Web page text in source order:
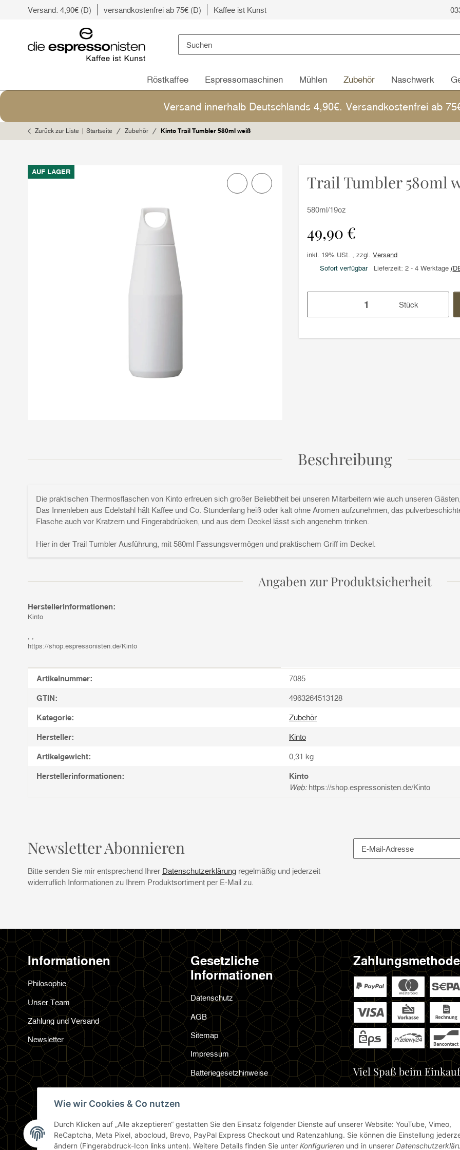
Wie wir Cookies & Co nutzen
Durch Klicken auf „Alle akzeptieren“ gestatten Sie den Einsatz folgender Dienste auf unserer Website: YouTube, Vimeo,
ReCaptcha, Meta Pixel, abocloud, Brevo, PayPal Express Checkout und Ratenzahlung. Sie können die Einstellung
ändern (Fingerabdruck-Icon links unten). Weitere Details finden Sie unter Konfigurieren und in unserer
Versand: 4,90€ (D) versandkostenfrei ab 75€ (D) Kaffee ist Kunst
Röstkaffee Espressomaschinen Mühlen Zubehör Naschwerk
Versand innerhalb Deutschlands 4,90€. Versandkostenfrei ab
Zurück zur Liste Startseite Zubehör Kinto Trail Tumbler 580ml weiß
AUF LAGER
Trail Tumbler 580ml
580ml/19oz
49,90 €
inkl. 19% USt. , zzgl.Versand
Sofort verfügbar
Lieferzeit: 2 - 4 Werktage
Stück
Beschreibung
Die praktischen Thermosflaschen von Kinto erfreuen sich großer Beliebtheit bei unseren Mitarbeitern wie auch unseren
Das Innenleben aus Edelstahl hält Kaffee und Co. Stundenlang heiß oder kalt ohne Aromen aufzunehmen, das
Flasche auch vor Kratzern und Fingerabdrücken, und aus dem Deckel lässt sich angenehm trinken.
Hier in der Trail Tumbler Ausführung, mit 580ml Fassungsvermögen und praktischem Griff im Deckel.
Angaben zur Produktsicherheit
Herstellerinformationen:
Kinto
https://shop.espressonisten.de/Kinto
Produkteigenschaft
Wert
Artikelnummer: 7085
GTIN: 4963264513128
Kategorie: Zubehör
Hersteller: Kinto
Artikelgewicht: 0,31 kg
Herstellerinformationen:
Kinto
Web:https://shop.espressonisten.de/Kinto
Newsletter Abonnieren
Bitte senden Sie mir entsprechend Ihrer Datenschutzerklärung regelmäßig und jederzeit
widerruflich Informationen zu Ihrem Produktsortiment per E-Mail zu.
Informationen
Philosophie
Unser Team
Zahlung und Versand
Newsletter
Gesetzliche
Informationen
Datenschutz
AGB
Sitemap
Impressum
Batteriegesetzhinweise
Widerrufsrecht
Viel Spaß beim